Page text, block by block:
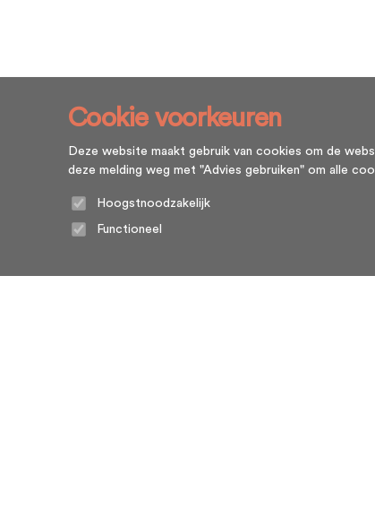
Cookie voorkeuren
Deze website maakt gebruik van cookies om de
deze melding weg met "Advies gebruiken" om alle
Hoogstnoodzakelijk
Functioneel